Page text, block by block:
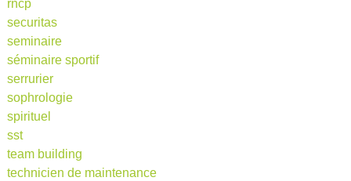
rncp
securitas
seminaire
séminaire sportif
serrurier
sophrologie
spirituel
sst
team building
technicien de maintenance